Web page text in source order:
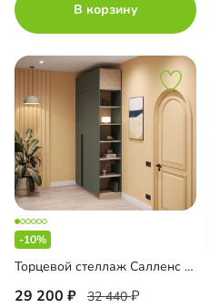
В корзину
-10%
Торцевой стеллаж Салленс Премиум с полками и антресолью
29 200 32 440